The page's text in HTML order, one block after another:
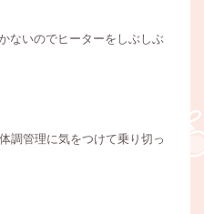
ないのでヒーターをしぶしぶ
調管理に気をつけて乗り切っ